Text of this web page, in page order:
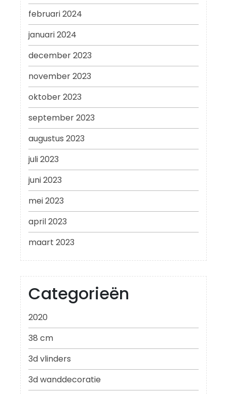
februari 2024
januari 2024
december 2023
november 2023
oktober 2023
september 2023
augustus 2023
juli 2023
juni 2023
mei 2023
april 2023
maart 2023
Categorieën
2020
38 cm
3d vlinders
3d wanddecoratie